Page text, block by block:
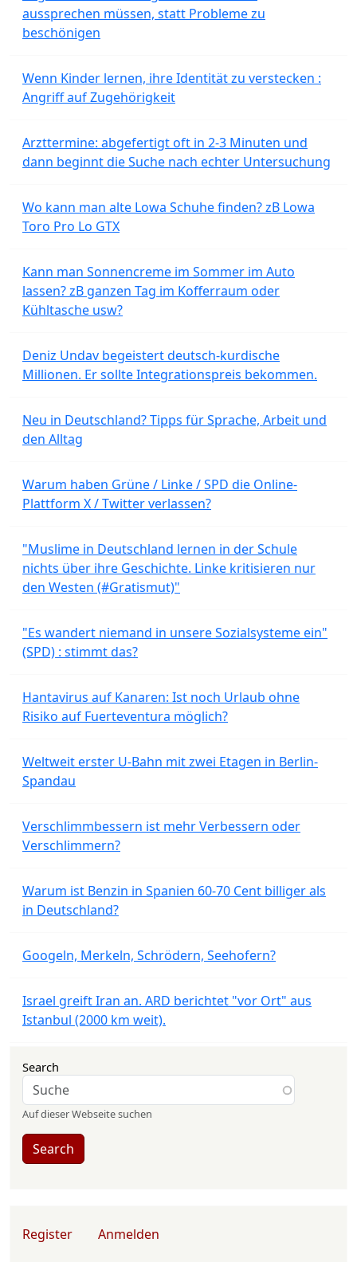
aussprechen müssen, statt Probleme zu
beschönigen
Wenn Kinder lernen, ihre Identität zu verstecken :
Angriff auf Zugehörigkeit
Arzttermine: abgefertigt oft in 2-3 Minuten und
dann beginnt die Suche nach echter Untersuchung
Wo kann man alte Lowa Schuhe finden? zB Lowa
Toro Pro Lo GTX
Kann man Sonnencreme im Sommer im Auto
lassen? zB ganzen Tag im Kofferraum oder
Kühltasche usw?
Deniz Undav begeistert deutsch-kurdische
Millionen. Er sollte Integrationspreis bekommen.
Neu in Deutschland? Tipps für Sprache, Arbeit und
den Alltag
Warum haben Grüne / Linke / SPD die Online-
Plattform X / Twitter verlassen?
"Muslime in Deutschland lernen in der Schule
nichts über ihre Geschichte. Linke kritisieren nur
den Westen (#Gratismut)"
"Es wandert niemand in unsere Sozialsysteme ein"
(SPD) : stimmt das?
Hantavirus auf Kanaren: Ist noch Urlaub ohne
Risiko auf Fuerteventura möglich?
Weltweit erster U-Bahn mit zwei Etagen in Berlin-
Spandau
Verschlimmbessern ist mehr Verbessern oder
Verschlimmern?
Warum ist Benzin in Spanien 60-70 Cent billiger als
in Deutschland?
Googeln, Merkeln, Schrödern, Seehofern?
Israel greift Iran an. ARD berichtet "vor Ort" aus
Istanbul (2000 km weit).
Search
Auf dieser Webseite suchen
Search
User account menu
Register Anmelden